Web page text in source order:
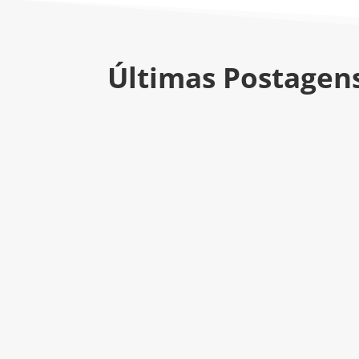
Últimas